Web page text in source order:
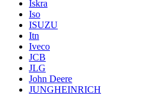
Iskra
Iso
ISUZU
Itn
Iveco
JCB
JLG
John Deere
JUNGHEINRICH